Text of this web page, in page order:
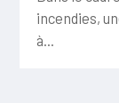
incendies,
à...